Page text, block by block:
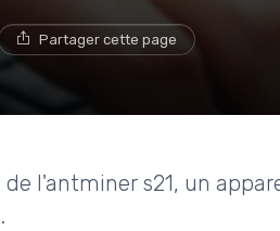
Partager cette page
l'antminer s21, un